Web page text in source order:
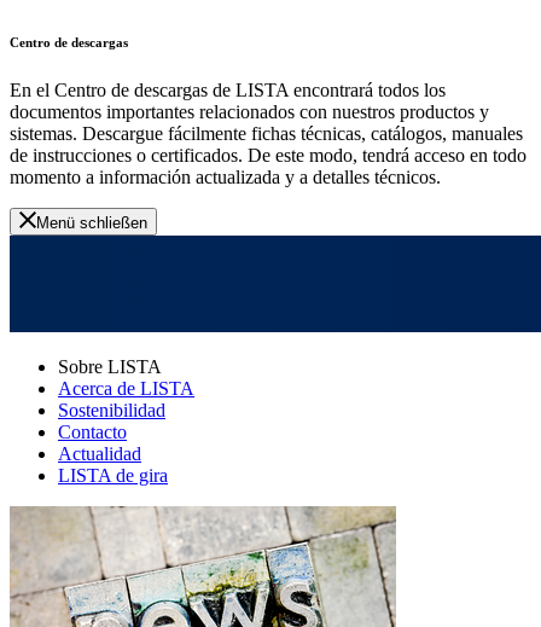
Centro de descargas
En el Centro de descargas de LISTA encontrará todos los
documentos importantes relacionados con nuestros productos y
sistemas. Descargue fácilmente fichas técnicas, catálogos, manuales
de instrucciones o certificados. De este modo, tendrá acceso en todo
momento a información actualizada y a detalles técnicos.
Menü schließen
Sobre LISTA
Acerca de LISTA
Sostenibilidad
Contacto
Actualidad
LISTA de gira